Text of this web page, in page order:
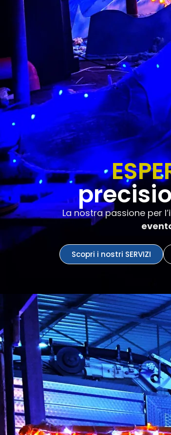
La nostra passione per
Scopri i nostri SERVIZI